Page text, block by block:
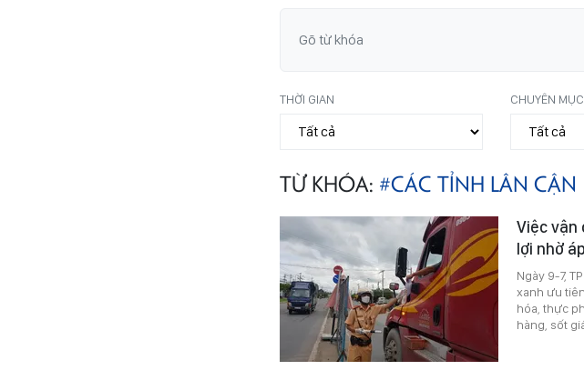
THỜI GIAN CHUYÊN MỤC
TỪ KHÓA: #CÁC TỈNH LÂN CẬN
Việc vận
lợi nhờ
Ngày 9-7,
xanh ưu
hóa, thực
hàng, sốt